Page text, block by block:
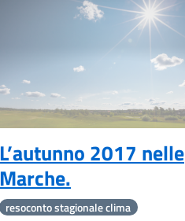
28
L’autunno 2017 nelle
Marche.
resoconto stagionale clima